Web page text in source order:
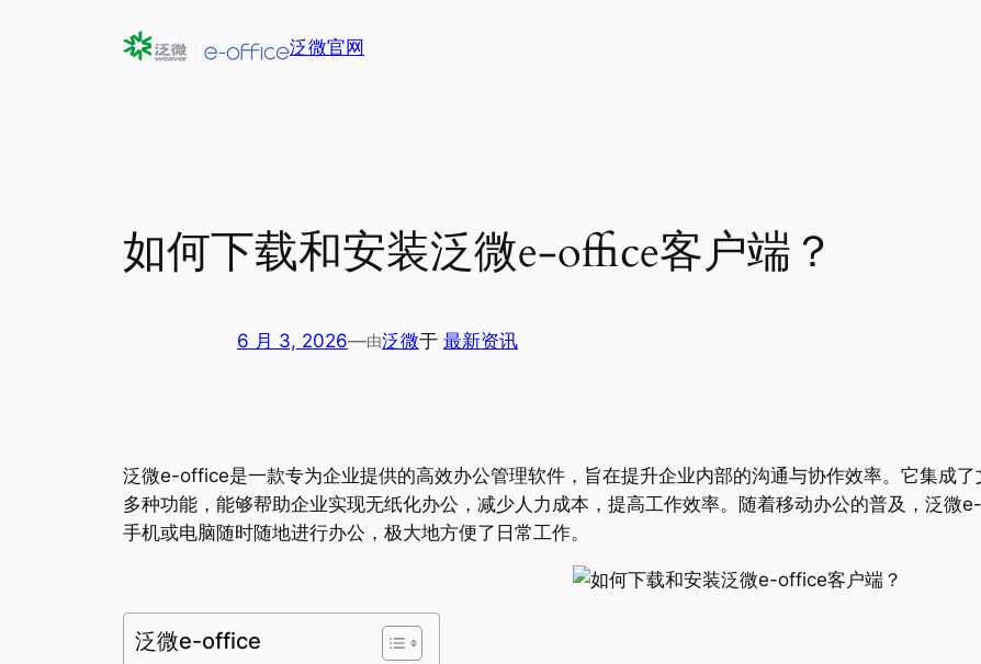
泛微官网
如何下载和安装泛微e-office客户端？
6 月 3, 2026—由泛微于 最新资讯
泛微e-office是一款专为企业提供的高效办公管理软件，旨在提升企业内部的沟通与协作效率。它集成
多种功能，能够帮助企业实现无纸化办公，减少人力成本，提高工作效率。随着移动办公的普及，泛微
手机或电脑随时随地进行办公，极大地方便了日常工作。
泛微e-office